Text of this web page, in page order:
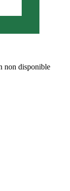
non disponible